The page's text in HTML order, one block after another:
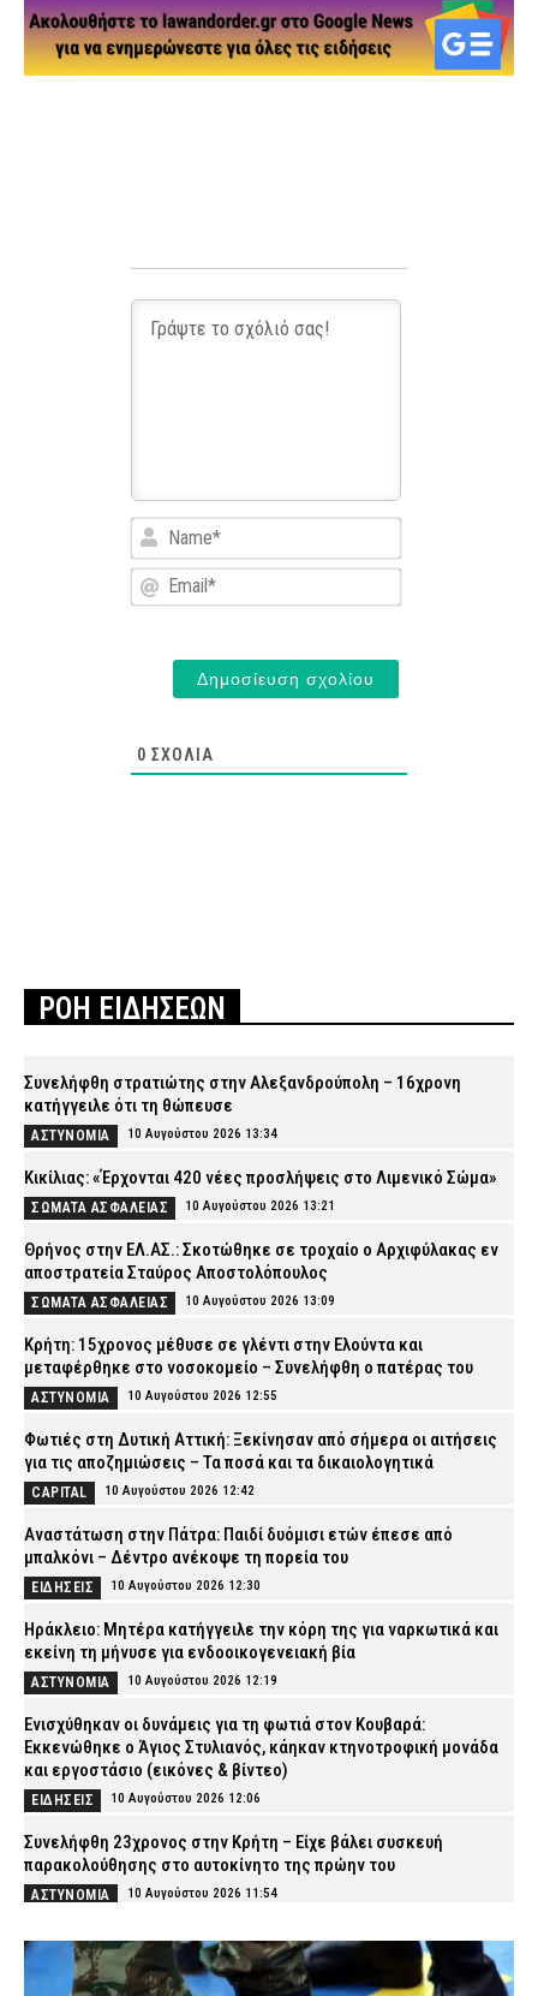
Name*
Email*
0 ΣΧΌΛΙΑ
ΡΟΗ ΕΙΔΗΣΕΩΝ
Συνελήφθη στρατιώτης στην Αλεξανδρούπολη – 16χρονη
κατήγγειλε ότι τη θώπευσε
ΑΣΤΥΝΟΜΙΑ 10 Αυγούστου 2026 13:34
Κικίλιας: «Έρχονται 420 νέες προσλήψεις στο Λιμενικό Σώμα»
ΣΩΜΑΤΑ ΑΣΦΑΛΕΙΑΣ 10 Αυγούστου 2026 13:21
Θρήνος στην ΕΛ.ΑΣ.: Σκοτώθηκε σε τροχαίο ο Αρχιφύλακας εν
αποστρατεία Σταύρος Αποστολόπουλος
ΣΩΜΑΤΑ ΑΣΦΑΛΕΙΑΣ 10 Αυγούστου 2026 13:09
Κρήτη: 15χρονος μέθυσε σε γλέντι στην Ελούντα και
μεταφέρθηκε στο νοσοκομείο – Συνελήφθη ο πατέρας του
ΑΣΤΥΝΟΜΙΑ 10 Αυγούστου 2026 12:55
Φωτιές στη Δυτική Αττική: Ξεκίνησαν από σήμερα οι αιτήσεις
για τις αποζημιώσεις – Τα ποσά και τα δικαιολογητικά
CAPITAL 10 Αυγούστου 2026 12:42
Αναστάτωση στην Πάτρα: Παιδί δυόμισι ετών έπεσε από
μπαλκόνι – Δέντρο ανέκοψε τη πορεία του
ΕΙΔΗΣΕΙΣ 10 Αυγούστου 2026 12:30
Ηράκλειο: Μητέρα κατήγγειλε την κόρη της για ναρκωτικά και
εκείνη τη μήνυσε για ενδοοικογενειακή βία
ΑΣΤΥΝΟΜΙΑ 10 Αυγούστου 2026 12:19
Ενισχύθηκαν οι δυνάμεις για τη φωτιά στον Κουβαρά:
Εκκενώθηκε ο Άγιος Στυλιανός, κάηκαν κτηνοτροφική μονάδα
και εργοστάσιο (εικόνες & βίντεο)
ΕΙΔΗΣΕΙΣ 10 Αυγούστου 2026 12:06
Συνελήφθη 23χρονος στην Κρήτη – Είχε βάλει συσκευή
παρακολούθησης στο αυτοκίνητο της πρώην του
ΑΣΤΥΝΟΜΙΑ 10 Αυγούστου 2026 11:54
Κατερίνη: 74χρονη ανασύρθηκε νεκρή από τη θάλασσα
ΕΙΔΗΣΕΙΣ 10 Αυγούστου 2026 11:40